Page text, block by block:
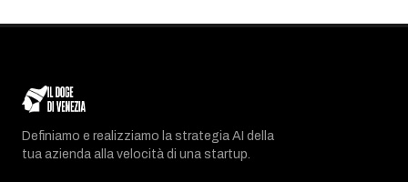
Definiamo e realizziamo la strategia AI della
tua azienda alla velocità di una startup.